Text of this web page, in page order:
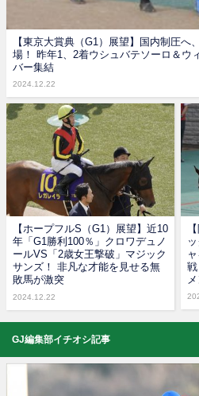
【東京大賞典（G1）展望】国内制圧へ
場！ 昨年1、2着ウシュバテソーロ＆ウ
バー集結
2024.12.22
【ホープフルS（G1）展望】近10
年「G1勝利100％」クロワデュノ
ールVS「2歳女王撃破」マジック
サンズ！ 非凡な才能を見せる無
敗馬が激突
2024.12.22
GJ編集部イチオシ記事